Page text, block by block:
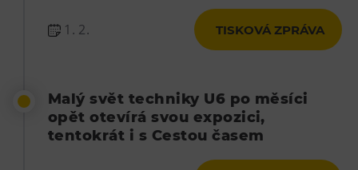
1. 2. TISKOVÁ ZPRÁVA
Malý svět techniky U6 po měsíci
opět otevírá svou expozici,
tentokrát i s Cestou časem